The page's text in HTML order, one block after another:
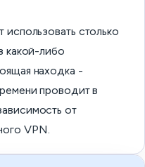
использовать столько
какой-либо
находка -
проводит в
от
VPN.